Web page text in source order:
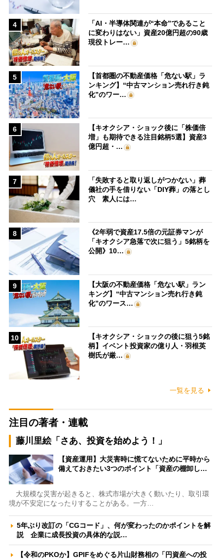
4
「AI・半導体関連が“本命”であること
に変わりはない」資産20億円超の90歳
現役トレー…
5
【首都圏の不動産価格「危ない駅」ラ
ンキング】“中古マンション売れ行き鈍
化”のワー…
6
【キオクシア・ショック後に「株価倍
増」も期待できる注目銘柄5選】資産3
億円超・…
7
「失敗すると取り返しがつかない」葬
儀社の手を借りない「DIY葬」の落とし
穴 素人には…
8
《2年弱で資産17.5倍の元証券マンが
「キオクシア急落で次に狙う」5銘柄を
公開》10…
9
【大阪の不動産価格「危ない駅」ラン
キング】“中古マンション売れ行き鈍
化”のワース…
10
【キオクシア・ショックの後に狙う5銘
柄】イベント投資家の億り人・羽根英
樹氏が厳…
一覧を見る
注目の著者・連載
藤川里絵「さあ、投資を始めよう！」
【資産運用】大災害時に慌てないために平時から
備えておきたい3つのポイント「資産の棚卸し…
大規模な災害が起きると、株式市場が大きく動いたり、取引環
境が不安定になったりすることがある。一方…
5年ぶり改訂の「CGコード」、何が変わったのかポイントを解
説 企業に成長投資の具体的な説…
【令和のPKOか】GPIFをめぐる片山財務相の「円資産への投